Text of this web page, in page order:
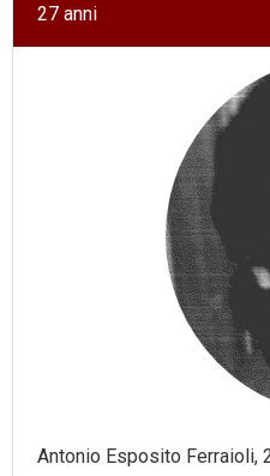
27 anni
Antonio Esposito Ferraioli,